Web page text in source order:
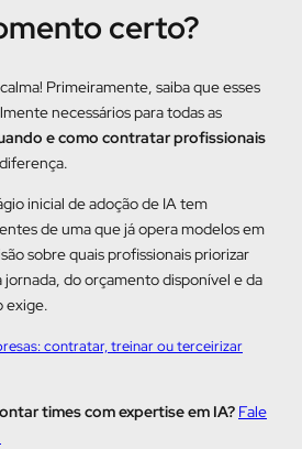
certo?
Primeiramente, saiba que esses
necessários para todas as
e como contratar profissionais
inicial de adoção de IA tem
de uma que já opera modelos em
sobre quais profissionais priorizar
do orçamento disponível e da
exige.
contratar, treinar ou terceirizar
times com expertise em IA? Fale